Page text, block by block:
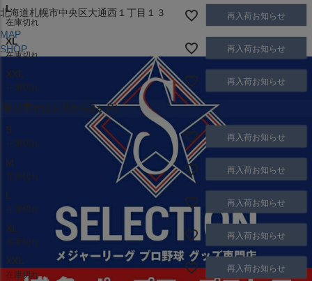
北海道札幌市中央区大通西１丁目１３
MAP
SHOP
L
在庫切れ
再入荷お知らせ
XL
在庫切れ
再入荷お知らせ
XXL
在庫切れ
再入荷お知らせ
取り寄せ(1ヶ月から2ヶ月)
S
在庫切れ
再入荷お知らせ
M
在庫切れ
再入荷お知らせ
L
在庫切れ
再入荷お知らせ
XL
在庫切れ
再入荷お知らせ
XXL
在庫切れ
再入荷お知らせ